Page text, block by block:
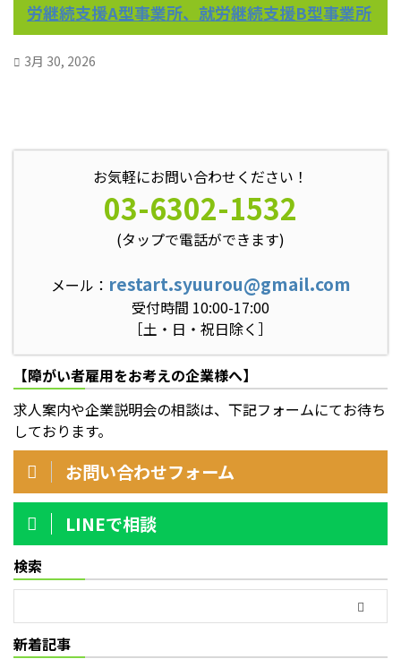
労継続支援A型事業所、就労継続支援B型事業所
3月 30, 2026
お気軽にお問い合わせください！
03-6302-1532
(タップで電話ができます)
メール： restart.syuurou@gmail.com
受付時間 10:00-17:00
［土・日・祝日除く］
【障がい者雇用をお考えの企業様へ】
求人案内や企業説明会の相談は、下記フォームにてお待ち
しております。
お問い合わせフォーム
LINEで相談
検索
新着記事